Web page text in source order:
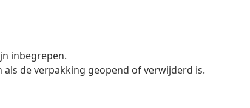
inbegrepen.
de verpakking geopend of verwijderd is.